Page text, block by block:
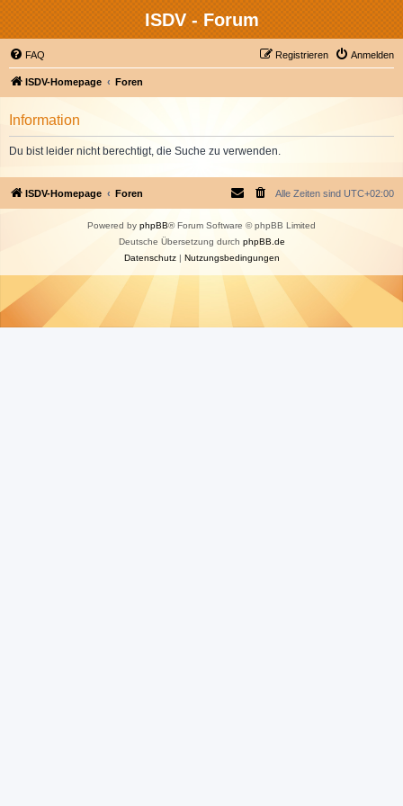
ISDV - Forum
FAQ Anmelden
Registrieren
ISDV-Homepage Foren
Information
Du bist leider nicht berechtigt, die Suche zu verwenden.
ISDV-Homepage Foren Alle Zeiten sind UTC+02:00
Powered by phpBB® Forum Software © phpBB Limited
Deutsche Übersetzung durch phpBB.de
Datenschutz| Nutzungsbedingungen